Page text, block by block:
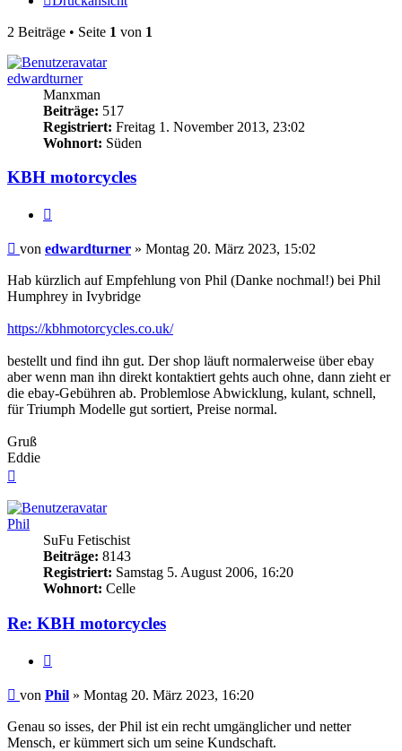
2 Beiträge • Seite 1 von 1
edwardturner
Manxman
Beiträge: 517
Registriert: Freitag 1. November 2013, 23:02
Wohnort: Süden
KBH motorcycles
Beitrag
von edwardturner » Montag 20. März 2023, 15:02
Hab kürzlich auf Empfehlung von Phil (Danke nochmal!) bei Phil
Humphrey in Ivybridge
https://kbhmotorcycles.co.uk/
bestellt und find ihn gut. Der shop läuft normalerweise über ebay
aber wenn man ihn direkt kontaktiert gehts auch ohne, dann zieht er
die ebay-Gebühren ab. Problemlose Abwicklung, kulant, schnell,
für Triumph Modelle gut sortiert, Preise normal.
Gruß
Eddie
Phil
SuFu Fetischist
Beiträge: 8143
Registriert: Samstag 5. August 2006, 16:20
Wohnort: Celle
Re: KBH motorcycles
Beitrag
von Phil » Montag 20. März 2023, 16:20
Genau so isses, der Phil ist ein recht umgänglicher und netter
Mensch, er kümmert sich um seine Kundschaft.